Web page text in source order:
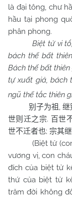
là đại tông, chư
hầu tại phong
phân phong.
Biệt tử vi
bách thế bất
Bách thế bất
tự xuất giả, bách
ngũ thế tắc thiên
别子为祖 ,继
世则迁之宗. 百世
世不迁者也; 宗其
(Biệt tử (con
vương vị, con
đích của biệt tử
thứ của biệt tử
trăm đời không